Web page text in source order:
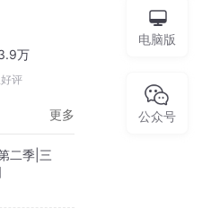
万
评
更多
二季|三
电脑版
公众号